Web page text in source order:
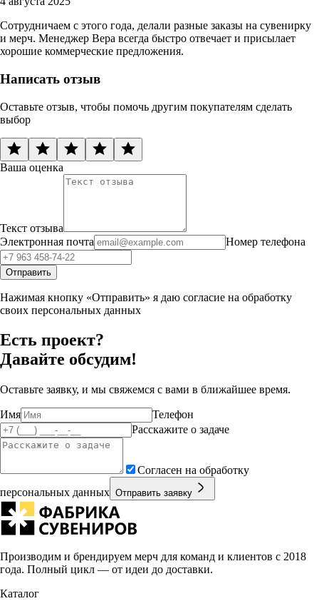
Сотрудничаем с этого года, делали разные заказы на сувенирку
и мерч. Менеджер Вера всегда быстро отвечает и присылает
хорошие коммерческие предложения.
Написать отзыв
Оставьте отзыв, чтобы помочь другим покупателям сделать
выбор
Ваша оценка
Текст отзыва
Электронная почта
Номер телефона
Отправить
Нажимая кнопку «Отправить» я даю согласие на обработку
своих персональных данных
Есть проект?
Давайте обсудим!
Оставьте заявку, и мы свяжемся с вами в ближайшее время.
Имя
Телефон
Расскажите о задаче
Согласен на обработку
персональных данных Отправить заявку
Производим и брендируем мерч для команд и клиентов с 2018
года. Полный цикл — от идеи до доставки.
Каталог